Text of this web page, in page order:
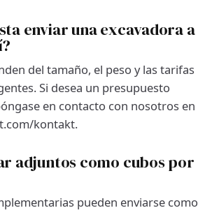
enviar una excavadora a
del tamaño, el peso y las tarifas
Si desea un presupuesto
en contacto con nosotros en
kontakt.
adjuntos como cubos por
pueden enviarse como